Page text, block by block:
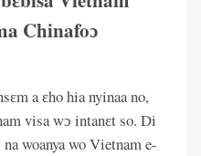
Chinafoɔ
a ɛho hia nyinaa no,
visa wɔ intanɛt so. Di
woanya wo Vietnam e-